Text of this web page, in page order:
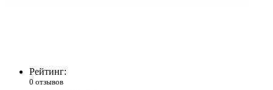
Рейтинг:
0 отзывов